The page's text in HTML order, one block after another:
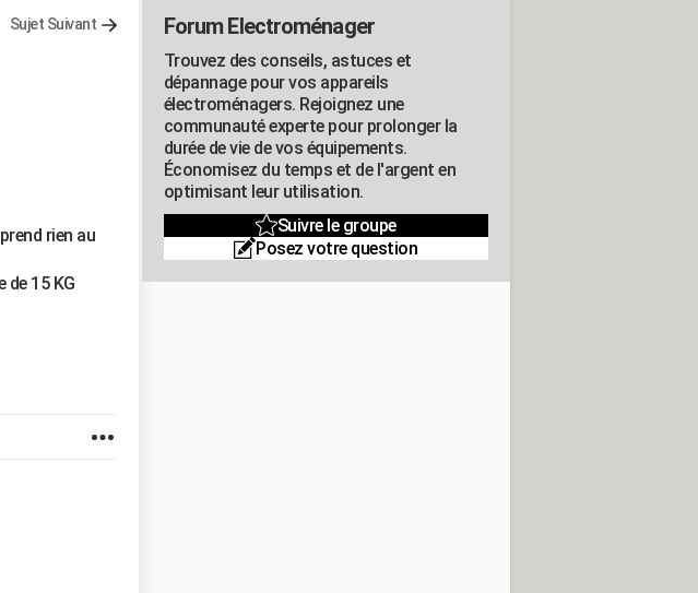
Sujet Suivant
rien au
15 KG
Forum Electroménager
Trouvez des conseils, astuces et
dépannage pour vos appareils
électroménagers. Rejoignez une
communauté experte pour prolonger la
durée de vie de vos équipements.
Économisez du temps et de l'argent en
optimisant leur utilisation.
Suivre le groupe
Posez votre question